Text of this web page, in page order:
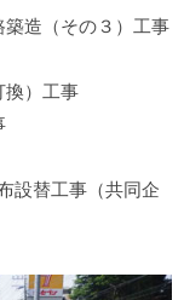
造（その３）工事
）工事
設替工事（共同企